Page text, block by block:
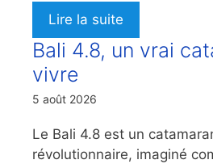
Lire la suite
Bali 4.8, un vrai
vivre
5 août 2026
Le Bali 4.8 est un
révolutionnaire, imaginé